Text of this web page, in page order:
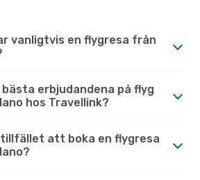
vanligtvis en flygresa från
erbjudandena på flyg
hos Travellink?
att boka en flygresa